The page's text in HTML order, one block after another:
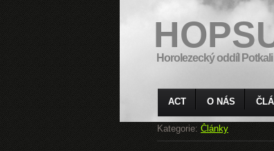
Horolezecký oddíl
ACT O NÁS
Kategorie: Články